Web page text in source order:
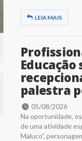
LEIA MAIS
Educação
palestra
05/08/2026
Na oportunidade,
de uma atividade
Maluco”,